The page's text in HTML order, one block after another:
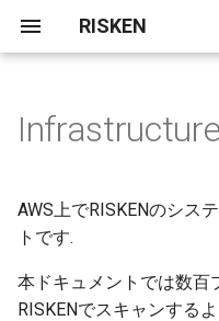
RISKEN
期
化
Overview
Quick Start
Organization
Overview
AccessAnalyzer
CloudSploit
Overview
Asset
CloudSploit
WPScan
ApplicationScan
Overview
Domain
GitHub
Gitleaks
CodeScan
Overview
Prowler
User
Report
Installation
Options
ゴール
準備
新規クラスタの作成
Index
Common
Core
API
Finding API
AWS API
Contact
Migration
AWS上でRISKENのシス
トです.
本ドキュメントでは数百
RISKENでスキャンする